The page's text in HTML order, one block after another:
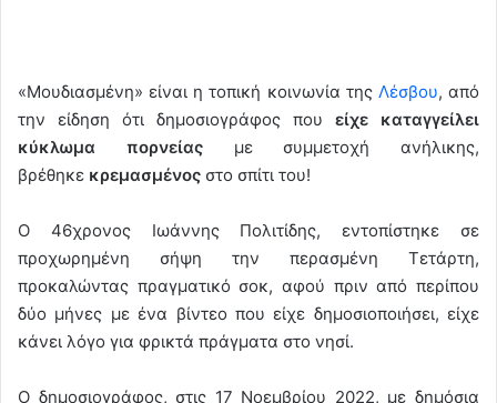
«Μουδιασμένη» είναι η τοπική κοινωνία της Λέσβου, από
την είδηση ότι δημοσιογράφος που είχε καταγγείλει
κύκλωμα πορνείαςμε συμμετοχή ανήλικης,
βρέθηκε κρεμασμένος στο σπίτι του!
Ο 46χρονος Ιωάννης Πολιτίδης, εντοπίστηκε σε
προχωρημένη σήψη την περασμένη Τετάρτη,
προκαλώντας πραγματικό σοκ, αφού πριν από περίπου
δύο μήνες με ένα βίντεο που είχε δημοσιοποιήσει, είχε
κάνει λόγο για φρικτά πράγματα στο νησί.
Ο δημοσιογράφος, στις 17 Νοεμβρίου 2022, με δημόσια